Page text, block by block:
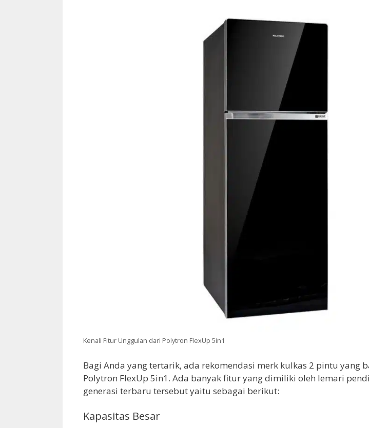
Kenali Fitur Unggulan dari Polytron FlexUp 5in1
Bagi Anda yang tertarik, ada rekomendasi merk kulkas 2 pintu yang
Polytron FlexUp 5in1. Ada banyak fitur yang dimiliki oleh lemari
generasi terbaru tersebut yaitu sebagai berikut:
Kapasitas Besar